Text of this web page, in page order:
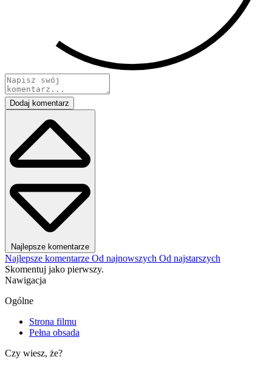
Dodaj komentarz
Najlepsze komentarze
Najlepsze komentarze Od najnowszych Od najstarszych
Skomentuj jako pierwszy.
Nawigacja
Ogólne
Strona filmu
Pełna obsada
Czy wiesz, że?